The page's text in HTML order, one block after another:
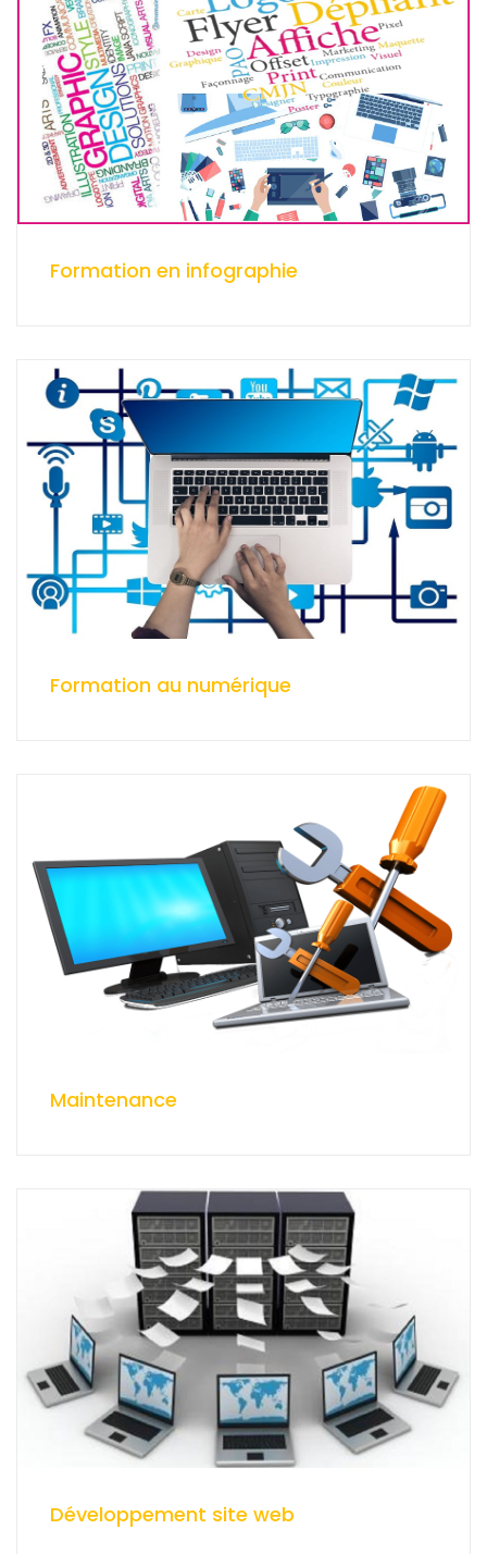
Formation en infographie
Formation au numérique
Maintenance
Développement site web